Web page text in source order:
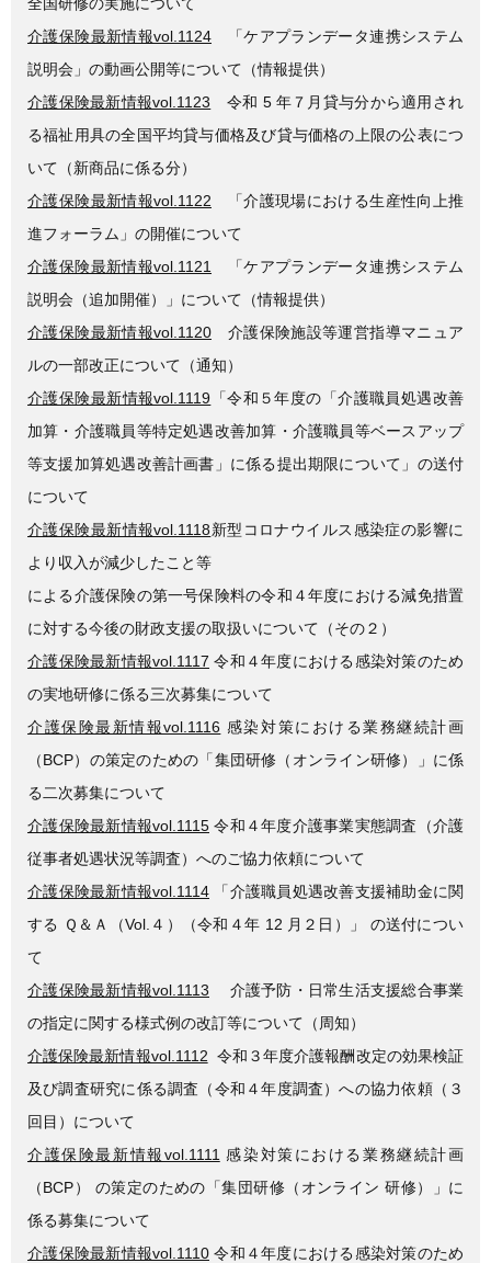
介護保険最新情報vol.1124 「ケアプランデータ連携システム
説明会」の動画公開等について（情報提供）
介護保険最新情報vol.1123 令和 5 年７月貸与分から適用され
る福祉用具の全国平均貸与価格及び貸与価格の上限の公表につ
いて（新商品に係る分）
介護保険最新情報vol.1122 「介護現場における生産性向上推
進フォーラム」の開催について
介護保険最新情報vol.1121
「ケアプランデータ連携システム
説明会（追加開催）」について（情報提供）
介護保険最新情報vol.1120 介護保険施設等運営指導マニュア
ルの一部改正について（通知）
介護保険最新情報vol.1119 「令和５年度の「介護職員処遇改善
加算・介護職員等特定処遇改善加算・介護職員等ベースアップ
等支援加算処遇改善計画書」に係る提出期限について」の送付
について
介護保険最新情報vol.1118新型コロナウイルス感染症の影響に
より収入が減少したこと等
による介護保険の第一号保険料の令和４年度における減免措置
に対する今後の財政支援の取扱いについて（その２）
介護保険最新情報vol.1117 令和４年度における感染対策のため
の実地研修に係る三次募集について
介護保険最新情報vol.1116 感染対策における業務継続計画
（BCP）の策定のための「集団研修（オンライン研修）」に係
る二次募集について
介護保険最新情報vol.1115 令和４年度介護事業実態調査（介護
従事者処遇状況等調査）へのご協力依頼について
介護保険最新情報vol.1114 「介護職員処遇改善支援補助金に関
する Ｑ＆Ａ（Vol.４）（令和４年 12 月２日）」 の送付につい
て
介護保険最新情報vol.1113 介護予防・日常生活支援総合事業
の指定に関する様式例の改訂等について（周知）
介護保険最新情報vol.1112 令和３年度介護報酬改定の効果検証
及び調査研究に係る調査（令和４年度調査）への協力依頼（３
回目）について
介護保険最新情報vol.1111 感染対策における業務継続計画
（BCP） の策定のための「集団研修（オンライン 研修）」に
係る募集について
介護保険最新情報vol.1110 令和４年度における感染対策のため